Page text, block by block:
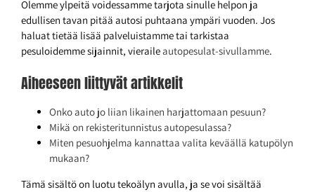
Olemme ylpeitä voidessamme tarjota sinulle helpon ja
edullisen tavan pitää autosi puhtaana ympäri vuoden. Jos
haluat tietää lisää palveluistamme tai tarkistaa
pesuloidemme sijainnit, vieraileautopesulat-sivullamme.
Aiheeseen liittyvät artikkelit
Onko auto jo liian likainen harjattomaan pesuun?
Mikä on rekisteritunnistus autopesulassa?
Miten pesuohjelma kannattaa valita keväällä katupölyn
mukaan?
Tämä sisältö on luotu tekoälyn avulla, ja se voi sisältää